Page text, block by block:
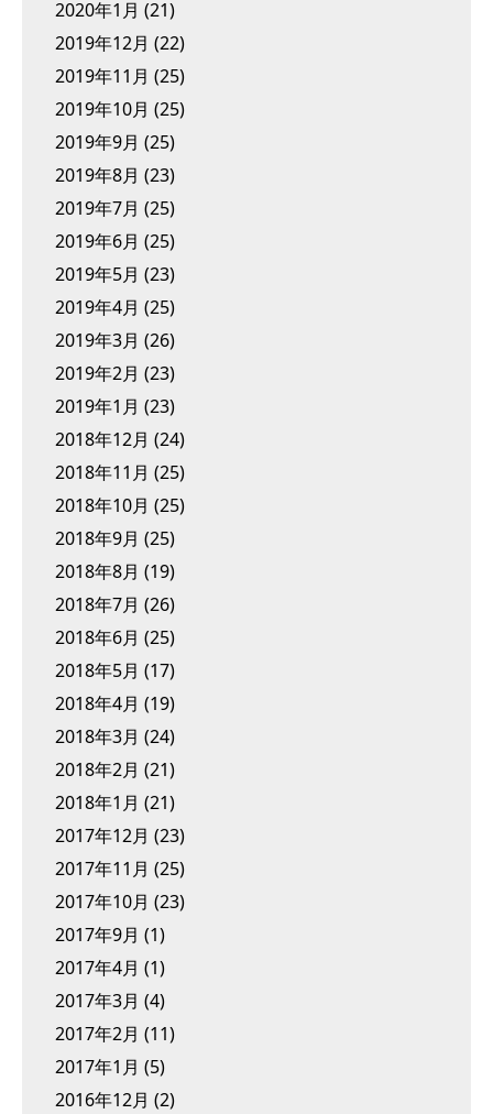
2020年1月 (21)
2019年12月 (22)
2019年11月 (25)
2019年10月 (25)
2019年9月 (25)
2019年8月 (23)
2019年7月 (25)
2019年6月 (25)
2019年5月 (23)
2019年4月 (25)
2019年3月 (26)
2019年2月 (23)
2019年1月 (23)
2018年12月 (24)
2018年11月 (25)
2018年10月 (25)
2018年9月 (25)
2018年8月 (19)
2018年7月 (26)
2018年6月 (25)
2018年5月 (17)
2018年4月 (19)
2018年3月 (24)
2018年2月 (21)
2018年1月 (21)
2017年12月 (23)
2017年11月 (25)
2017年10月 (23)
2017年9月 (1)
2017年4月 (1)
2017年3月 (4)
2017年2月 (11)
2017年1月 (5)
2016年12月 (2)